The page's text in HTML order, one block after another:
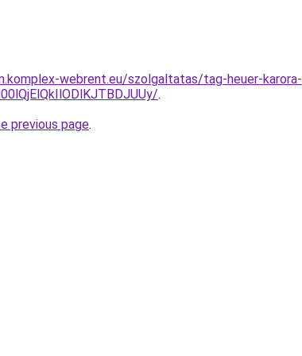
webrent.eu/szolgaltatas/tag-heuer-karora-
.
previous page.